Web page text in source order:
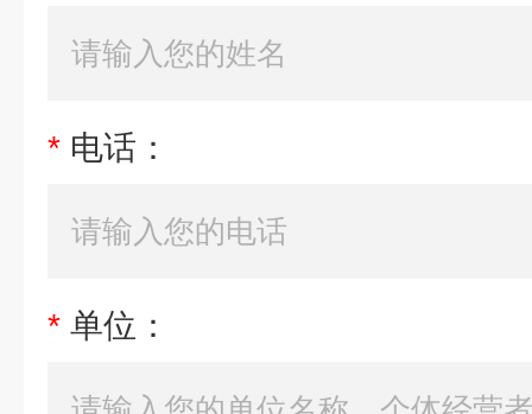
* 电话：
* 单位：